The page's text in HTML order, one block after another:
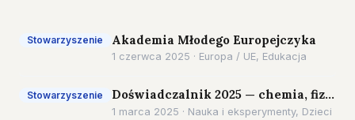
Stowarzyszenie Akademia Młodego Europejczyka
1 czerwca 2025 · Europa / UE, Edukacja
Stowarzyszenie Doświadczalnik 2025 — chemia, fizyka, biologia
1 marca 2025 · Nauka i eksperymenty, Dzieci